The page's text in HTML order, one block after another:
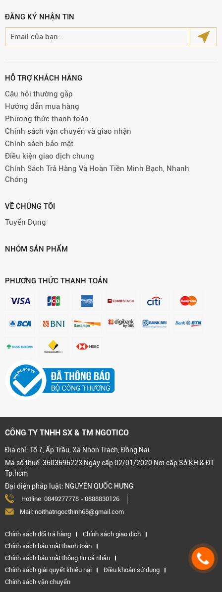
ĐĂNG KÝ NHẬN TIN
HỖ TRỢ KHÁCH HÀNG
Câu hỏi thường gặp
Hướng dẫn mua hàng
Phương thức thanh toán
Chính sách vận chuyển và giao nhận
Chính sách bảo mật
Điều kiện giao dịch chung
Chính Sách Trả Hàng Và Hoàn Tiền Minh Bạch, Nhanh
Chóng
VỀ CHÚNG TÔI
Tuyển Dụng
NHÓM SẢN PHẨM
PHƯƠNG THỨC THANH TOÁN
CÔNG TY TNHH SX & TM NGOTICO
Địa chỉ: Tổ 7, Ấp Trầu, Xã Nhơn Trạch, Đồng Nai
Mã số thuế: 3603696223 Ngày cấp 02/01/2020 Nơi cấp Sở KH & ĐT
Tp.hcm
Đại diện pháp luật: NGUYỄN QUỐC HƯNG
Hotline: 0849277778 - 0888830126
Mail: noithatngocthinh68@gmail.com
Chính sách đổi trả hàng
Chính sách giao dịch
Chính sách bảo mật thanh toán
Chính sách bảo mật thông tin cá nhân
Chính sách giải quyết khiếu nại
Điều khoản sử dụng
Chính sách vận chuyển